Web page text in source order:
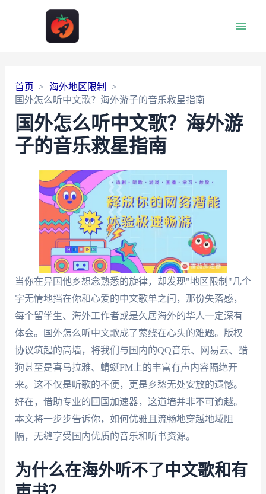
首页
海外地区限制
国外怎么听中文歌？海外游子的音乐救星指南
国外怎么听中文歌？海外游
子的音乐救星指南
当你在异国他乡想念熟悉的旋律，却发现"地区限制"几个
字无情地挡在你和心爱的中文歌单之间，那份失落感，
每个留学生、海外工作者或是久居海外的华人一定深有
体会。国外怎么听中文歌成了萦绕在心头的难题。版权
协议筑起的高墙，将我们与国内的QQ音乐、网易云、酷
狗甚至是喜马拉雅、蜻蜓FM上的丰富有声内容隔绝开
来。这不仅是听歌的不便，更是乡愁无处安放的遗憾。
好在，借助专业的回国加速器，这道墙并非不可逾越。
本文将一步步告诉你，如何优雅且流畅地穿越地域阻
隔，无缝享受国内优质的音乐和听书资源。
为什么在海外听不了中文歌和有